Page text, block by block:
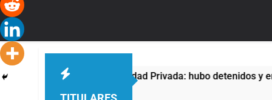
de Propiedad Privada: hubo detenidos y enfrentamientos